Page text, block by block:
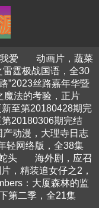
爱
动画片，蔬菜
雷霆极战国语，全30
”2023丝路嘉年华暨
魔法的考验，正片
至第20180428期完
20180306期完结
产动漫，大理寺日志
轻网络版，全38集
头
海外剧，应召
，精装追女仔之2，
：大厦森林的监
第二季，全21集